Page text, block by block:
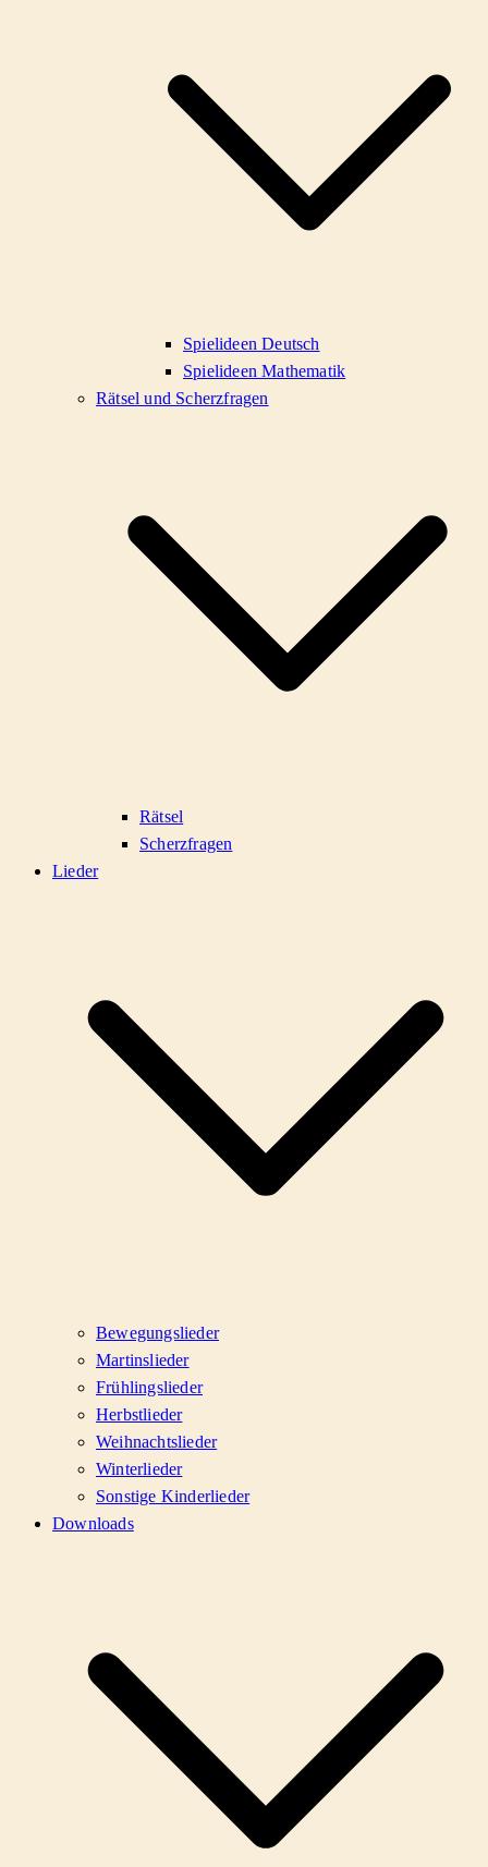
Spielideen Deutsch
Spielideen Mathematik
Rätsel und Scherzfragen
Rätsel
Scherzfragen
Lieder
Bewegungslieder
Martinslieder
Frühlingslieder
Herbstlieder
Weihnachtslieder
Winterlieder
Sonstige Kinderlieder
Downloads